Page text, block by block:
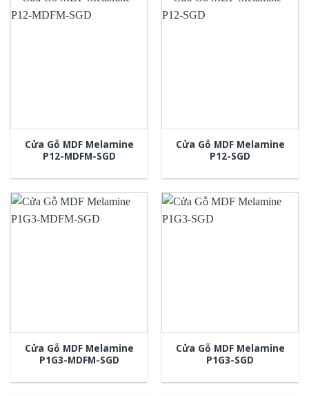
Cửa Gỗ MDF Melamine
P12-MDFM-SGD
Cửa Gỗ MDF Melamine
P12-SGD
Cửa Gỗ MDF Melamine
P1G3-MDFM-SGD
Cửa Gỗ MDF Melamine
P1G3-SGD